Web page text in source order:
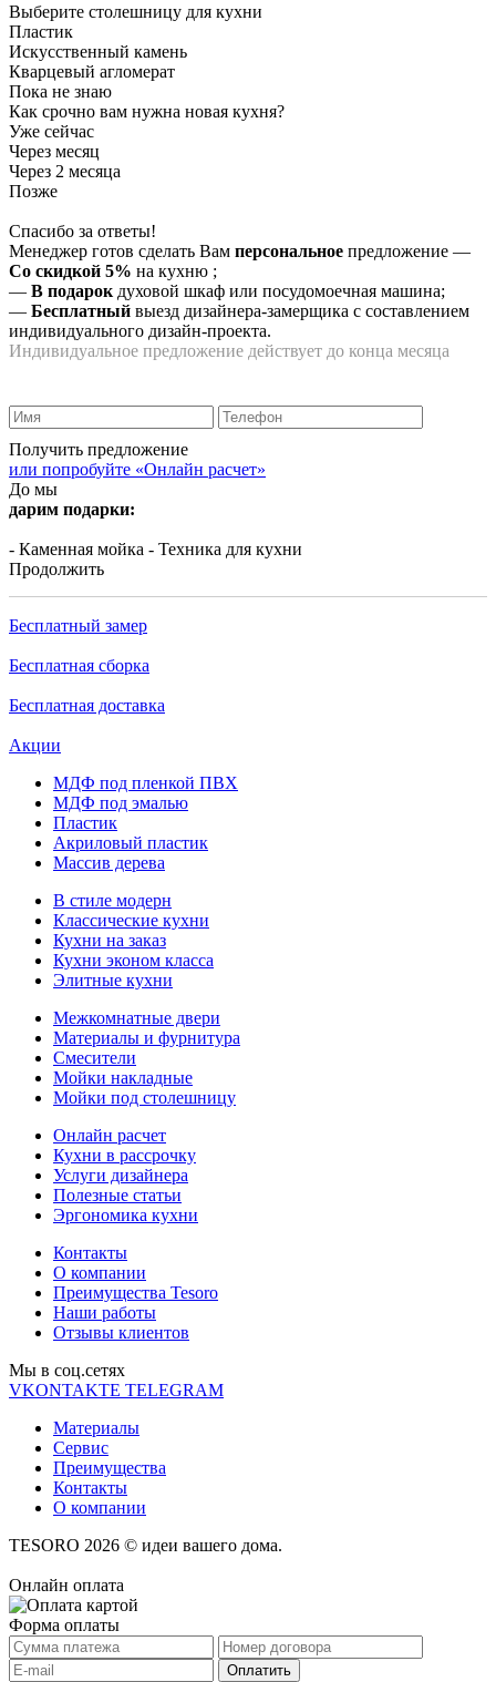
Выберите столешницу для кухни
Пластик
Искусственный камень
Кварцевый агломерат
Пока не знаю
Как срочно вам нужна новая кухня?
Уже сейчас
Через месяц
Через 2 месяца
Позже
Спасибо за ответы!
Менеджер готов сделать Вам персональное предложение —
Со скидкой 5% на кухню ;
— В подарок духовой шкаф или посудомоечная машина;
— Бесплатный выезд дизайнера-замерщика с составлением
индивидуального дизайн-проекта.
Индивидуальное предложение действует до конца месяца
Получить предложение
или попробуйте «Онлайн расчет»
До мы
дарим подарки:
- Каменная мойка - Техника для кухни
Продолжить
Бесплатный замер
Бесплатная сборка
Бесплатная доставка
Акции
МДФ под пленкой ПВХ
МДФ под эмалью
Пластик
Акриловый пластик
Массив дерева
В стиле модерн
Классические кухни
Кухни на заказ
Кухни эконом класса
Элитные кухни
Межкомнатные двери
Материалы и фурнитура
Смесители
Мойки накладные
Мойки под столешницу
Онлайн расчет
Кухни в рассрочку
Услуги дизайнера
Полезные статьи
Эргономика кухни
Контакты
О компании
Преимущества Tesoro
Наши работы
Отзывы клиентов
Мы в соц.cетях
VKONTAKTE TELEGRAM
Материалы
Сервис
Преимущества
Контакты
О компании
TESORO 2026 © идеи вашего дома.
Онлайн оплата
Форма оплаты